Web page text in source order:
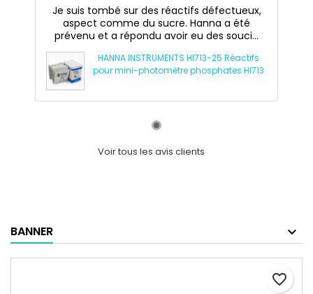
Je suis tombé sur des réactifs défectueux,
aspect comme du sucre. Hanna a été
prévenu et a répondu avoir eu des souci...
HANNA INSTRUMENTS HI713-25 Réactifs
pour mini-photomètre phosphates HI713
Voir tous les avis clients
BANNER
favorite_border